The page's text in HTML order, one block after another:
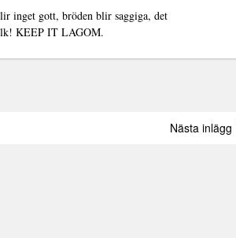
inget gott, bröden blir saggiga, det
KEEP IT LAGOM.
Nästa inlägg